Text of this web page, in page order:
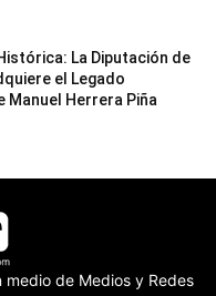
La Diputación de
el Legado
Manuel Herrera Piña
de Medios y Redes